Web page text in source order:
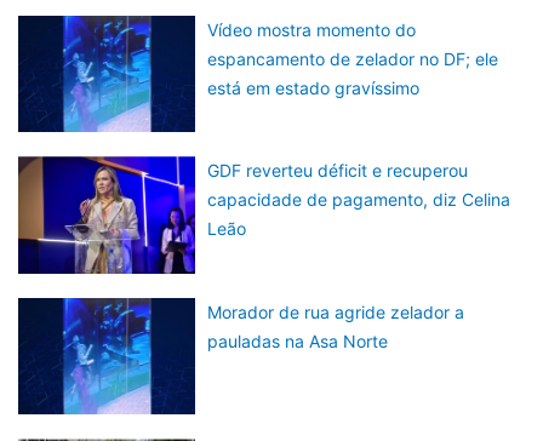
Vídeo mostra momento do
espancamento de zelador no DF; ele
está em estado gravíssimo
GDF reverteu déficit e recuperou
capacidade de pagamento, diz Celina
Leão
Morador de rua agride zelador a
pauladas na Asa Norte